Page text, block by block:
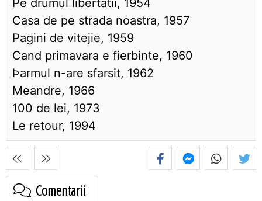
Pe drumul libertatii, 1954
Casa de pe strada noastra, 1957
Pagini de vitejie, 1959
Cand primavara e fierbinte, 1960
Þarmul n-are sfarsit, 1962
Meandre, 1966
100 de lei, 1973
Le retour, 1994
Comentarii